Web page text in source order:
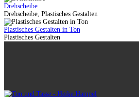
Drehscheibe
Drehscheibe, Plastisches Gestalten
Plastisches Gestalten in Ton
Plastisches Gestalten